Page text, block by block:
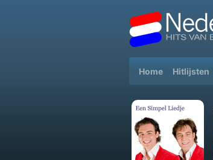
Home(current)
Hitlijsten